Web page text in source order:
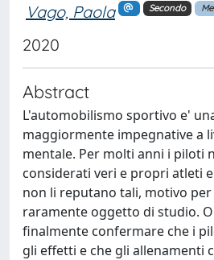
Vago, Paola Secondo
2020
Abstract
L'automobilismo sportivo e'
maggiormente impegnative a
mentale. Per molti anni i piloti
considerati veri e propri atleti
non li reputano tali, motivo
raramente oggetto di studio.
finalmente confermare che i
gli effetti e che gli allenamenti